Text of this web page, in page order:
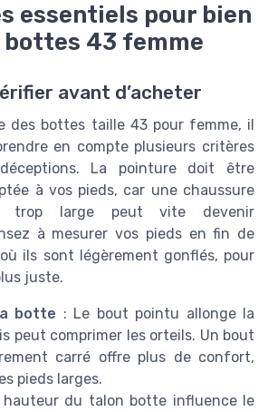
essentiels pour bien
bottes 43 femme
avant d’acheter
des bottes taille 43 pour femme, il
en compte plusieurs critères
La pointure doit être
à vos pieds, car une chaussure
trop large peut vite devenir
à mesurer vos pieds en fin de
ils sont légèrement gonflés, pour
juste.
botte : Le bout pointu allonge la
peut comprimer les orteils. Un bout
carré offre plus de confort,
pieds larges.
hauteur du talon botte influence le